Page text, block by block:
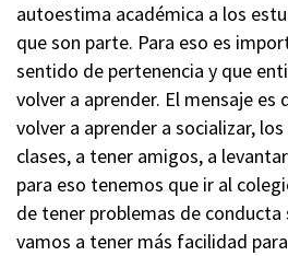
autoestima académica a los
que son parte. Para eso es
sentido de pertenencia y que
volver a aprender. El mensaje
volver a aprender a socializar,
clases, a tener amigos, a
para eso tenemos que ir al
de tener problemas de
vamos a tener más facilidad